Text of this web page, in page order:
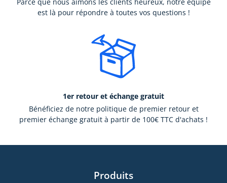
Parce que nous aimons les clients heureux, notre équipe
est là pour répondre à toutes vos questions !
1er retour et échange gratuit
Bénéficiez de notre politique de premier retour et
premier échange gratuit à partir de 100€ TTC d'achats !
Produits